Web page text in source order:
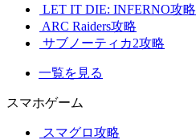
LET IT DIE: INFERNO攻略
ARC Raiders攻略
サブノーティカ2攻略
一覧を見る
スマホゲーム
スマグロ攻略